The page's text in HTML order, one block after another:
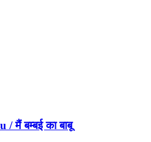
मैं बम्बई का बाबू